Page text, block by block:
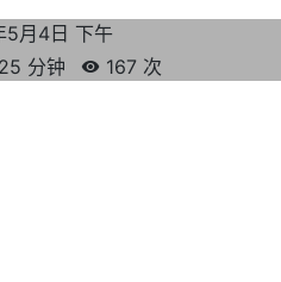
5月4日 下午
25 分钟 167次